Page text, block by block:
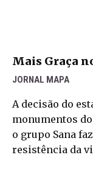
Mais Graça
JORNAL MAPA
A decisão do
monumentos
o grupo Sana
resistência da